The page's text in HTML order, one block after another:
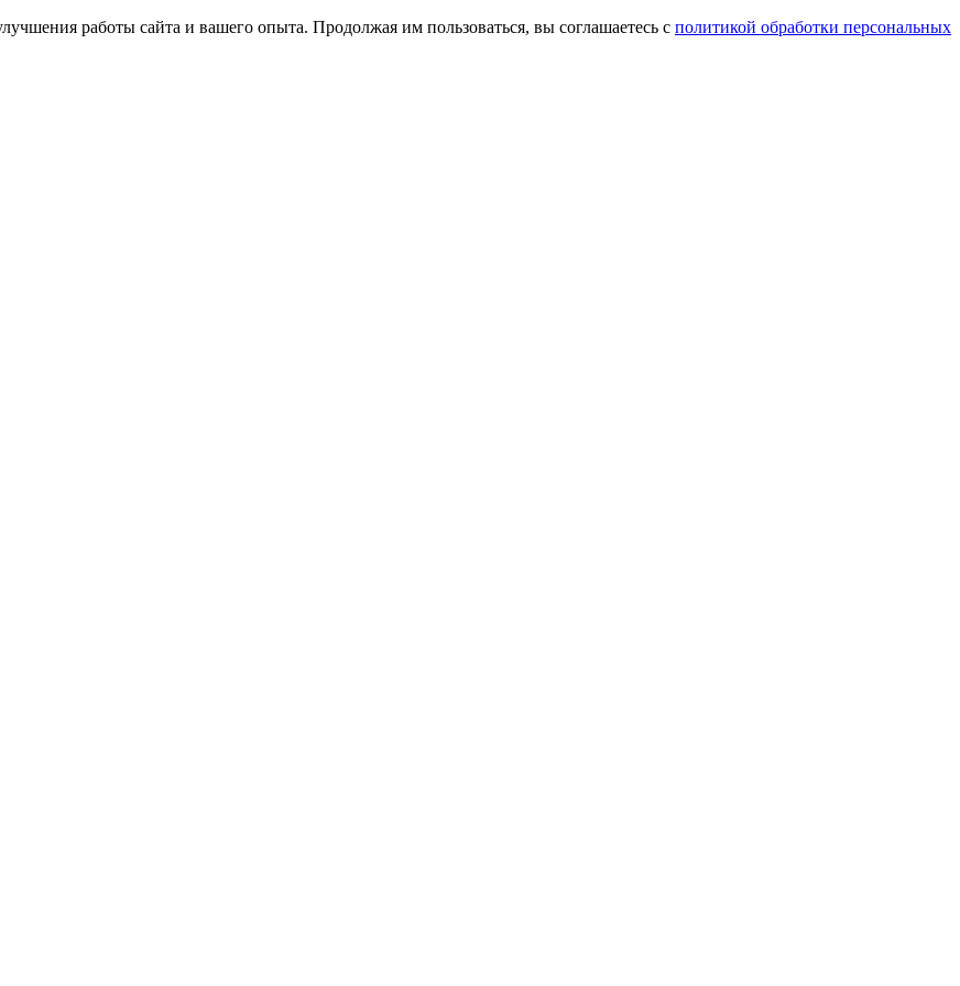
работы сайта и вашего опыта. Продолжая им пользоваться, вы соглашаетесь с политикой обработки персональных